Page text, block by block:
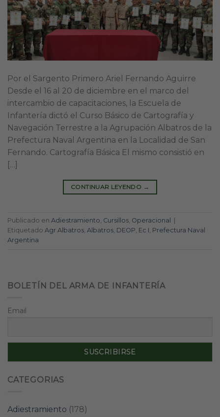
Por el Sargento Primero Ariel Fernando Aguirre
Desde el 16 al 20 de diciembre en el marco del
intercambio de capacitaciones, la Escuela de
Infantería dictó el Curso Básico de Cartografía y
Navegación Terrestre a la Agrupación Albatros de la
Prefectura Naval Argentina en la Localidad de San
Fernando. Cartografía Básica El mismo consistió en
[…]
CONTINUAR LEYENDO →
Publicado en Adiestramiento Cursillos Operacional
Etiquetado Agr Albatros Albatros DEOP Ec I Prefectura Naval
Argentina
BOLETÍN DEL ARMA DE INFANTERÍA
Email
CATEGORIAS
Adiestramiento (178)